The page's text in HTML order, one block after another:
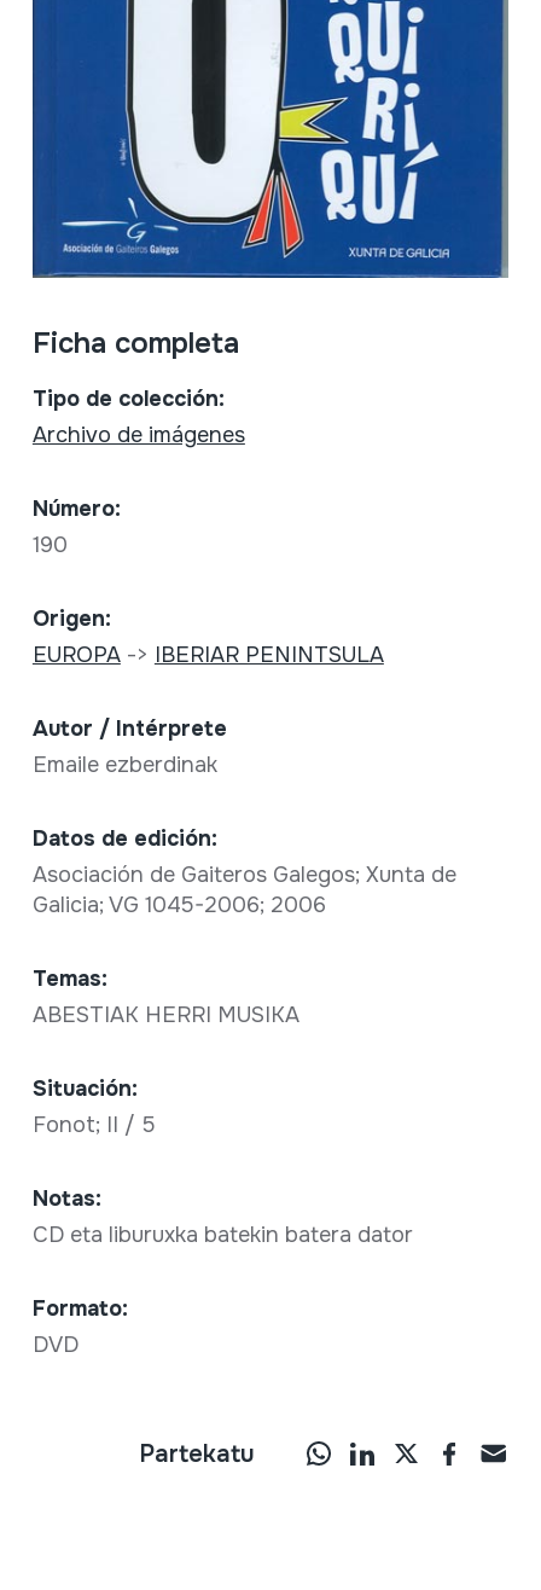
Ficha completa
Tipo de colección:
Archivo de imágenes
Número:
190
Origen:
EUROPA-> IBERIAR PENINTSULA
Autor / Intérprete
Emaile ezberdinak
Datos de edición:
Asociación de Gaiteros Galegos; Xunta de
Galicia; VG 1045-2006; 2006
Temas:
ABESTIAK HERRI MUSIKA
Situación:
Fonot; II / 5
Notas:
CD eta liburuxka batekin batera dator
Formato:
DVD
Partekatu